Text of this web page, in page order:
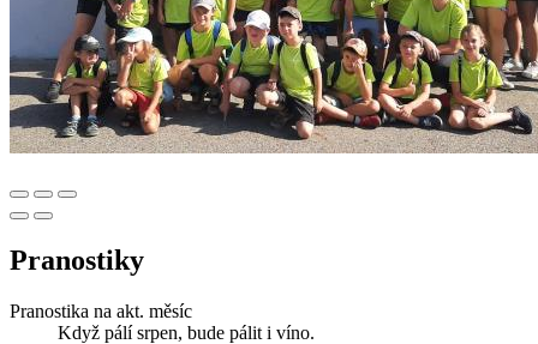
Pranostiky
Pranostika na akt. měsíc
Když pálí srpen, bude pálit i víno.